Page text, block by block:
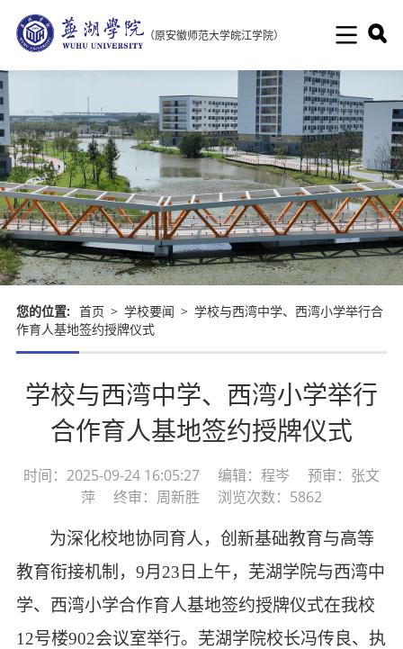
（原安徽师范大学皖江学院）
您的位置: 首页 > 学校要闻 > 学校与西湾中学、西湾小学举行合
作育人基地签约授牌仪式
学校与西湾中学、西湾小学举行
合作育人基地签约授牌仪式
时间：2025-09-24 16:05:27 编辑：程岑 预审：张文
萍 终审：周新胜 浏览次数：5862
为深化校地协同育人，创新基础教育与高等
教育衔接机制， 9月23日上午， 芜湖学院与西湾中
学、西湾小学合作育人基地签约授牌仪式在我校
12号楼902会议室举行。芜湖学院校长冯传良、执